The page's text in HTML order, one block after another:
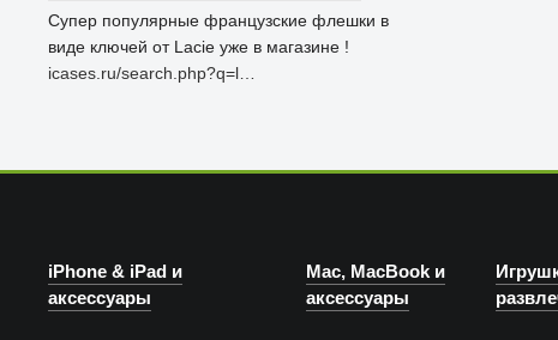
Супер популярные французские флешки в
виде ключей от Lacie уже в магазине !
icases.ru/search.php?q=l…
iPhone & iPad и
аксессуары
Mac, MacBook и
аксессуары